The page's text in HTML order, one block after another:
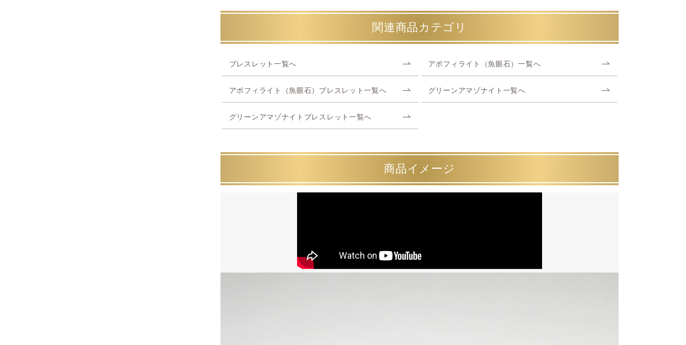
関連商品カテゴリ
ブレスレット一覧へ アポフィライト（魚眼石）一覧へ
アポフィライト（魚眼石）ブレスレット一覧へ グリーンアマゾナイト一覧へ
グリーンアマゾナイトブレスレット一覧へ
商品イメージ